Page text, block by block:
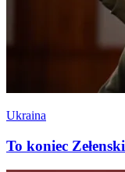
Ukraina
To koniec